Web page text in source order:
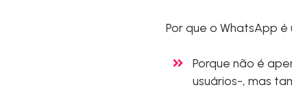
Por que o WhatsApp
Porque não é
usuários-, mas